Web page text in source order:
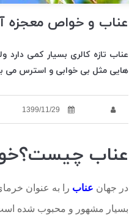
عناب و خواص معجزه
عناب تازه کالری بسیار کمی دارد
هایی مثل بی خوابی و استرس می
1399/11/29
عناب
در جهان عناب را به عنوان
بسیار مشهور و محبوب شده